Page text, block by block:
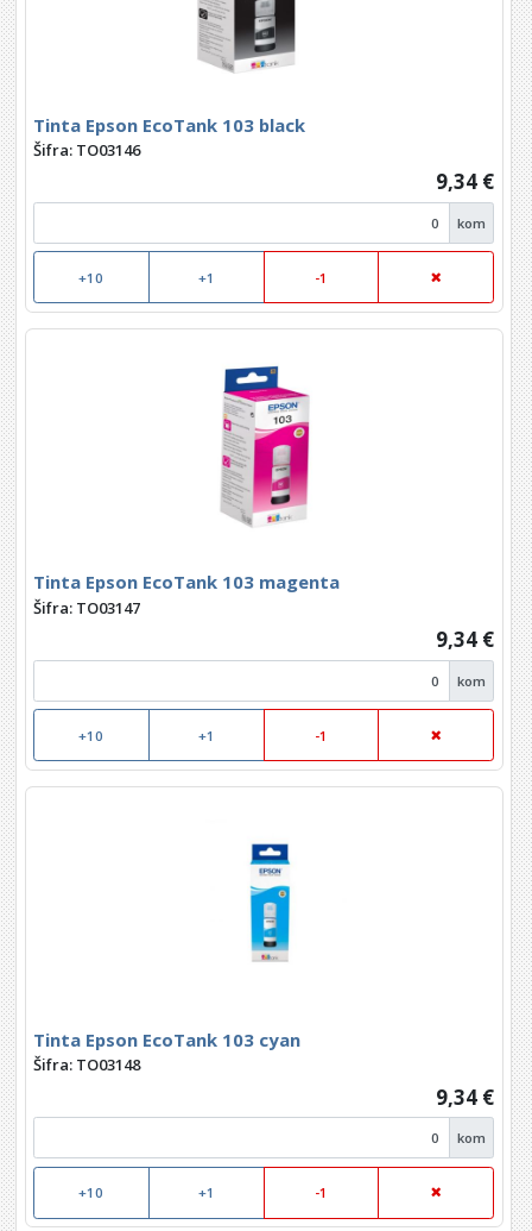
Tinta Epson EcoTank 103 black
Šifra: TO03146
9,34 €
kom
+10 +1 -1
Tinta Epson EcoTank 103 magenta
Šifra: TO03147
9,34 €
kom
+10 +1 -1
Tinta Epson EcoTank 103 cyan
Šifra: TO03148
9,34 €
kom
+10 +1 -1